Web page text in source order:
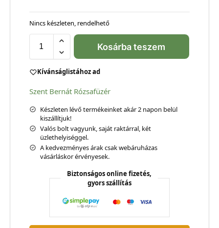
Nincs készleten, rendelhető
Kosárba teszem
Kívánságlistához ad
Szent Bernát Rózsafüzér
Készleten lévő termékeinket akár 2 napon belül
kiszállítjuk!
Valós bolt vagyunk, saját raktárral, két
üzlethelyiséggel.
A kedvezményes árak csak webáruházas
vásárláskor érvényesek.
Biztonságos online fizetés,
gyors szállítás